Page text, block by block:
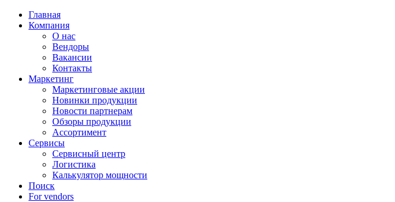
Главная
Компания
О нас
Вендоры
Вакансии
Контакты
Маркетинг
Маркетинговые акции
Новинки продукции
Новости партнерам
Обзоры продукции
Ассортимент
Сервисы
Сервисный центр
Логистика
Калькулятор мощности
Поиск
For vendors